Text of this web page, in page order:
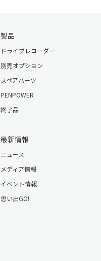
製品
ドライブレコーダー
別売オプション
スペアパーツ
PENPOWER
終了品
最新情報
ニュース
メディア情報
イベント情報
思い出GO!